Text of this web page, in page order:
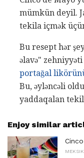
mümkün deyil.
tekila içmək
Bu resept hər
əlavə" zehniyyəti
portağal
Bu, əyləncəli
yaddaqalan
Enjoy similar